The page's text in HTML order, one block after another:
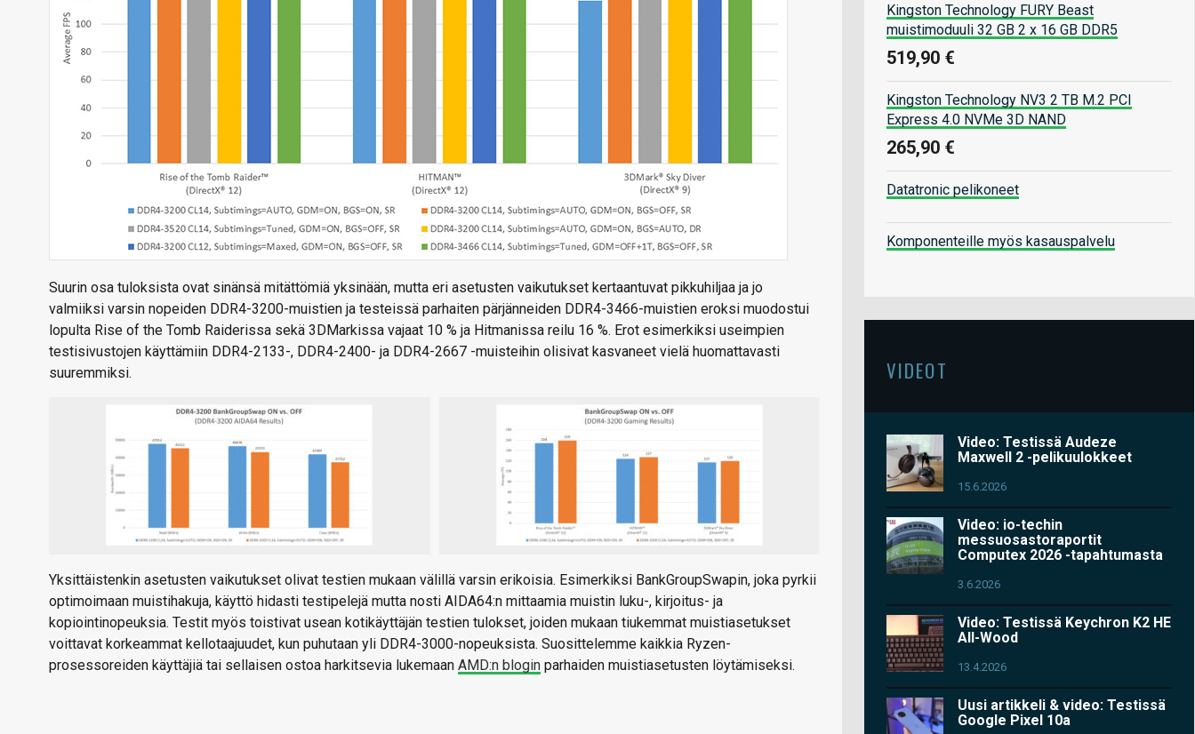
Suurin osa tuloksista ovat sinänsä mitättömiä yksinään, mutta eri asetusten vaikutukset kertaantuvat pikkuhiljaa ja jo
valmiiksi varsin nopeiden DDR4-3200-muistien ja testeissä parhaiten pärjänneiden DDR4-3466-muistien eroksi muodostui
lopulta Rise of the Tomb Raiderissa sekä 3DMarkissa vajaat 10 % ja Hitmanissa reilu 16 %. Erot esimerkiksi useimpien
testisivustojen käyttämiin DDR4-2133-, DDR4-2400- ja DDR4-2667 -muisteihin olisivat kasvaneet vielä huomattavasti
suuremmiksi.
Yksittäistenkin asetusten vaikutukset olivat testien mukaan välillä varsin erikoisia. Esimerkiksi BankGroupSwapin, joka pyrkii
optimoimaan muistihakuja, käyttö hidasti testipelejä mutta nosti AIDA64:n mittaamia muistin luku-, kirjoitus- ja
kopiointinopeuksia. Testit myös toistivat usean kotikäyttäjän testien tulokset, joiden mukaan tiukemmat muistiasetukset
voittavat korkeammat kellotaajuudet, kun puhutaan yli DDR4-3000-nopeuksista. Suosittelemme kaikkia Ryzen-
prosessoreiden käyttäjiä tai sellaisen ostoa harkitsevia lukemaan AMD:n blogin parhaiden muistiasetusten löytämiseksi.
Kingston Technology FURY Beast
muistimoduuli 32 GB 2 x 16 GB DDR5
519,90 €
Kingston Technology NV3 2 TB M.2 PCI
Express 4.0 NVMe 3D NAND
265,90 €
Datatronic pelikoneet
Komponenteille myös kasauspalvelu
VIDEOT
Video: Testissä Audeze
Maxwell 2 -pelikuulokkeet
15.6.2026
Video: io-techin
messuosastoraportit
Computex 2026 -tapahtumasta
3.6.2026
Video: Testissä Keychron K2 HE
All-Wood
13.4.2026
Uusi artikkeli & video: Testissä
Google Pixel 10a